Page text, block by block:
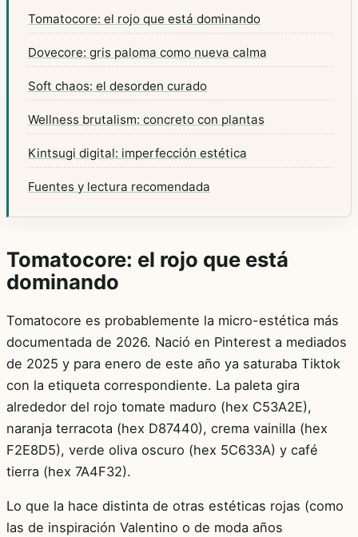
Tomatocore: el rojo que está dominando
Dovecore: gris paloma como nueva calma
Soft chaos: el desorden curado
Wellness brutalism: concreto con plantas
Kintsugi digital: imperfección estética
Fuentes y lectura recomendada
Tomatocore: el rojo que está
dominando
Tomatocore es probablemente la micro-estética más
documentada de 2026. Nació en Pinterest a mediados
de 2025 y para enero de este año ya saturaba Tiktok
con la etiqueta correspondiente. La paleta gira
alrededor del rojo tomate maduro (hex C53A2E),
naranja terracota (hex D87440), crema vainilla (hex
F2E8D5), verde oliva oscuro (hex 5C633A) y café
tierra (hex 7A4F32).
Lo que la hace distinta de otras estéticas rojas (como
las de inspiración Valentino o de moda años